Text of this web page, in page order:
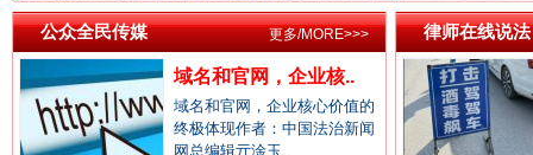
中国农业新闻网.
雄关漫道展新颜 “
公众全民传媒
域名和官网，企业核..
域名和官网，企业核心价值的
终极体现作者：中国法治新闻
网总编辑亓淦玉..
更多/MORE>>> 律师在线说法